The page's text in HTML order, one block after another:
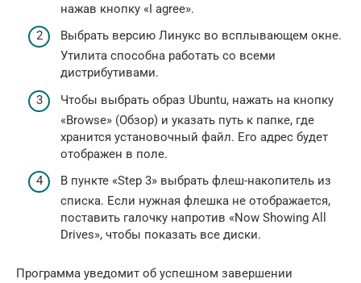
нажав кнопку «I agree».
Выбрать версию Линукс во всплывающем окне.
Утилита способна работать со всеми
дистрибутивами.
Чтобы выбрать образ Ubuntu, нажать на кнопку
«Browse» (Обзор) и указать путь к папке, где
хранится установочный файл. Его адрес будет
отображен в поле.
В пункте «Step 3» выбрать флеш-накопитель из
списка. Если нужная флешка не отображается,
поставить галочку напротив «Now Showing All
Drives», чтобы показать все диски.
Программа уведомит об успешном завершении